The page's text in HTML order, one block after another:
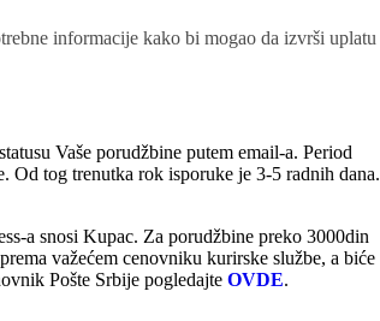
informacije kako bi mogao da izvrši uplatu
Vaše porudžbine putem email-a. Period
Od tog trenutka rok isporuke je 3-5 radnih dana.
a snosi Kupac. Za porudžbine preko 3000din
važećem cenovniku kurirske službe, a biće
Pošte Srbije pogledajte OVDE.